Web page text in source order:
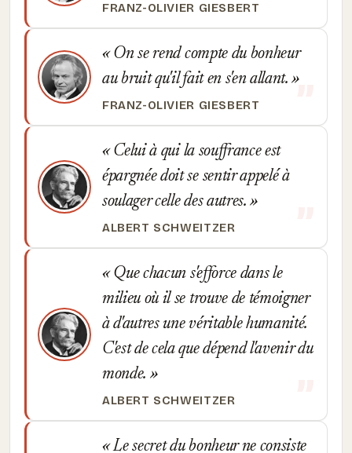
FRANZ-OLIVIER GIESBERT
On se rend compte du bonheur
au bruit qu'il fait en s'en allant.
FRANZ-OLIVIER GIESBERT
Celui à qui la souffrance est
épargnée doit se sentir appelé à
soulager celle des autres.
ALBERT SCHWEITZER
Que chacun s'efforce dans le
milieu où il se trouve de témoigner
à d'autres une véritable humanité.
C'est de cela que dépend l'avenir du
monde.
ALBERT SCHWEITZER
Le secret du bonheur ne consiste